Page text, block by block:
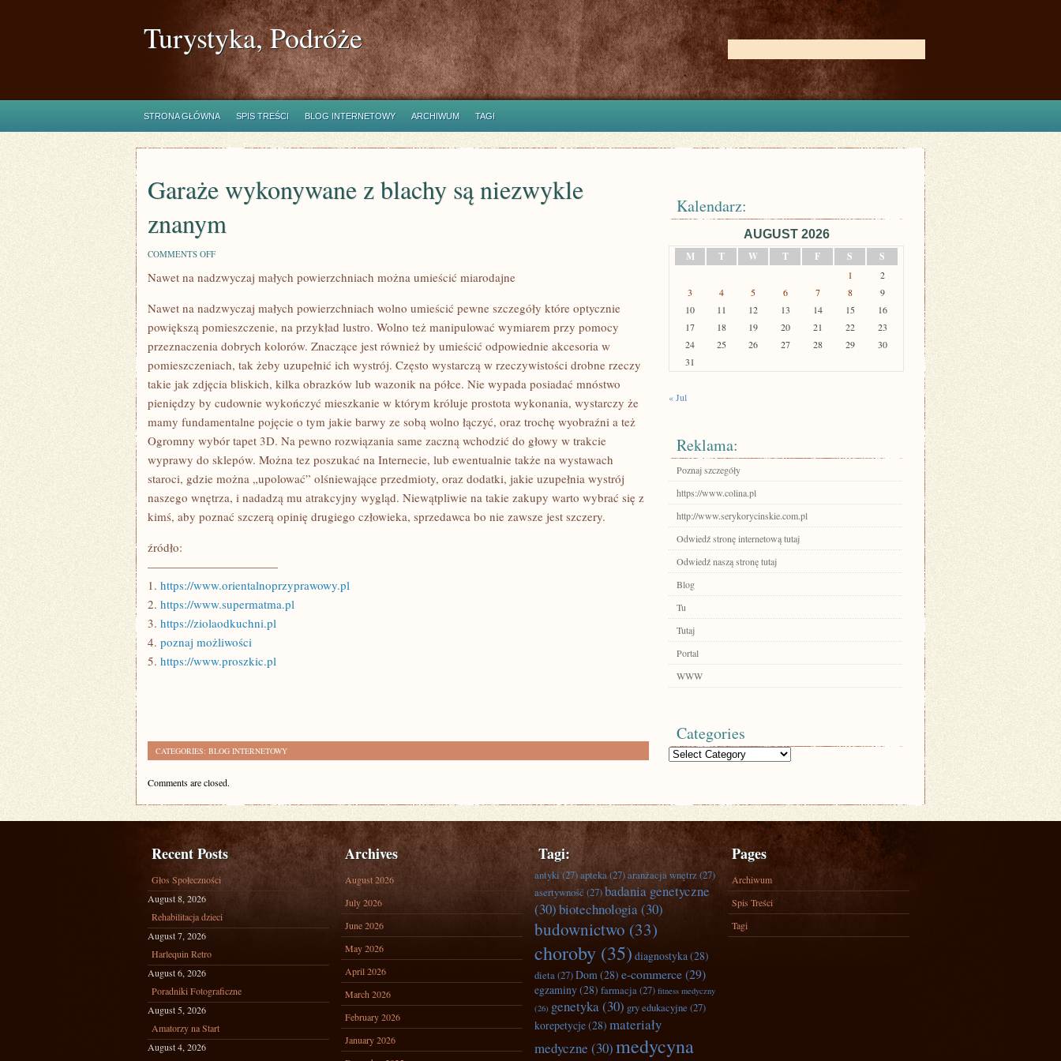
Turystyka, Podróże
STRONA GŁÓWNA SPIS TREŚCI BLOG INTERNETOWY ARCHIWUM TAGI
Garaże wykonywane z blachy są niezwykle
znanym
COMMENTS OFFON
WYKONYWANE
SĄ
NIEZWYKLE
Nawet na nadzwyczaj małych powierzchniach można umieścić miarodajne
Nawet na nadzwyczaj małych powierzchniach wolno umieścić pewne szczegóły które optycznie
powiększą pomieszczenie, na przykład lustro. Wolno też manipulować wymiarem przy pomocy
przeznaczenia dobrych kolorów. Znaczące jest również by umieścić odpowiednie akcesoria w
pomieszczeniach, tak żeby uzupełnić ich wystrój. Często wystarczą w rzeczywistości drobne rzeczy
takie jak zdjęcia bliskich, kilka obrazków lub wazonik na półce. Nie wypada posiadać mnóstwo
pieniędzy by cudownie wykończyć mieszkanie w którym króluje prostota wykonania, wystarczy że
mamy fundamentalne pojęcie o tym jakie barwy ze sobą wolno łączyć, oraz trochę wyobraźni a też
Ogromny wybór tapet 3D. Na pewno rozwiązania same zaczną wchodzić do głowy w trakcie
wyprawy do sklepów. Można tez poszukać na Internecie, lub ewentualnie także na wystawach
staroci, gdzie można „upolować” olśniewające przedmioty, oraz dodatki, jakie uzupełnia wystrój
naszego wnętrza, i nadadzą mu atrakcyjny wygląd. Niewątpliwie na takie zakupy warto wybrać się z
kimś, aby poznać szczerą opinię drugiego człowieka, sprzedawca bo nie zawsze jest szczery.
źródło:
———————————
1. https://www.orientalnoprzyprawowy.pl
2. https://www.supermatma.pl
3. https://ziolaodkuchni.pl
4. poznaj możliwości
5. https://www.proszkic.pl
CATEGORIES: BLOG INTERNETOWY
Comments are closed.
Kalendarz:
AUGUST 2026
M
T W T F S S
1
2
3
4 5 6 7 8
9
10
11 12 13 14 15
16
17
18 19 20 21 22
23
24
25 26 27 28 29
30
31
« Jul
Reklama:
Poznaj szczegóły
https://www.colina.pl
http://www.serykorycinskie.com.pl
Odwiedź stronę internetową tutaj
Odwiedź naszą stronę tutaj
Blog
Tu
Tutaj
Portal
WWW
Categories
Categories
Recent Posts
Głos Społeczności
August 8, 2026
Rehabilitacja dzieci
August 7, 2026
Harlequin Retro
August 6, 2026
Poradniki Fotograficzne
August 5, 2026
Amatorzy na Start
August 4, 2026
Archives
August 2026
July 2026
June 2026
May 2026
April 2026
March 2026
February 2026
January 2026
Tagi:
antyki(27)apteka(27)aranżacja wnętrz(27)
asertywność (27)badania genetyczne
(30)biotechnologia(30)
budownictwo (33)
choroby (35) diagnostyka(28)
dieta(27)Dom(28) e-commerce(29)
egzaminy(28) farmacja(27) fitness medyczny
(26) genetyka(30) gry edukacyjne (27)
korepetycje(28) materiały
medyczne (30)medycyna
Pages
Archiwum
Spis Treści
Tagi